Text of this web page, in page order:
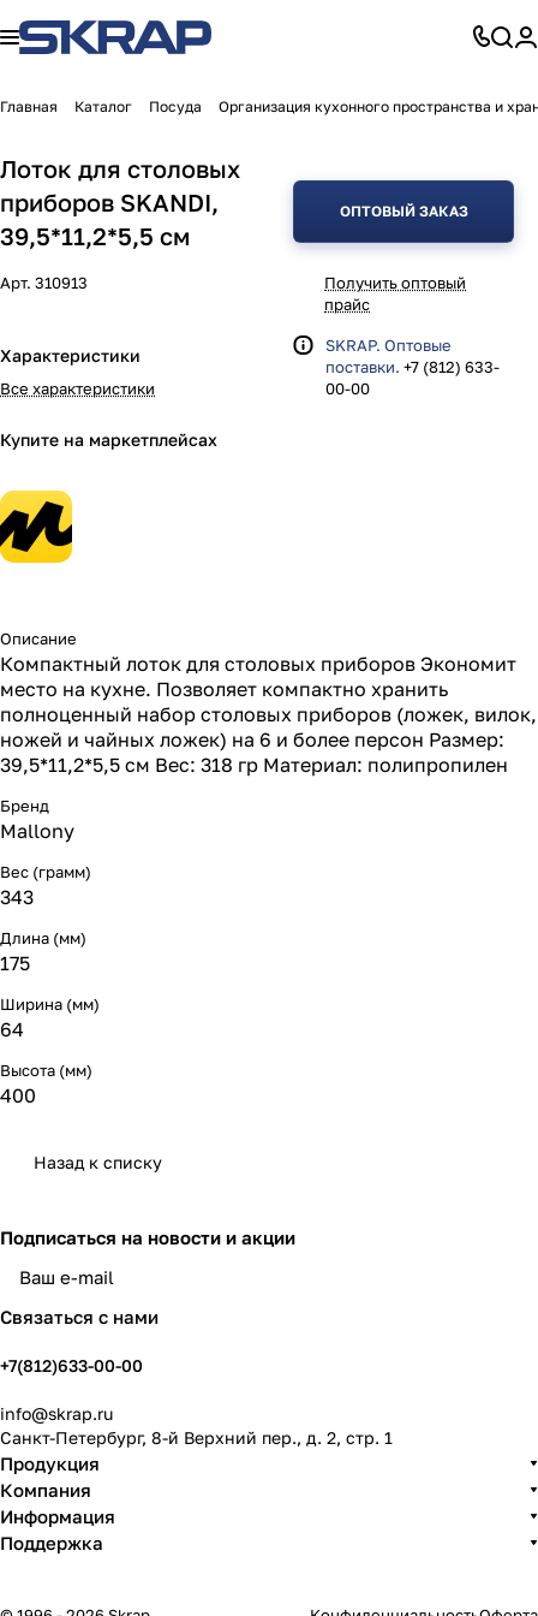
Главная Каталог Посуда Организация кухонного пространства и
Лоток для столовых
приборов SKANDI,
39,5*11,2*5,5 см
Арт. 310913
Характеристики
Все характеристики
Купите на маркетплейсах
ОПТОВЫЙ ЗАКАЗ
Получить оптовый
прайс
SKRAP. Оптовые
поставки. +7 (812) 633-
00-00
Описание
Компактный лоток для столовых приборов Экономит
место на кухне. Позволяет компактно хранить
полноценный набор столовых приборов (ложек, вилок,
ножей и чайных ложек) на 6 и более персон Размер:
39,5*11,2*5,5 см Вес: 318 гр Материал: полипропилен
Бренд
Mallony
Вес (грамм)
343
Длина (мм)
175
Ширина (мм)
64
Высота (мм)
400
Назад к списку
Подписаться на новости и акции
Связаться с нами
+7(812)633-00-00
info@skrap.ru
Санкт-Петербург, 8-й Верхний пер., д. 2, стр. 1
Продукция
Компания
Информация
Поддержка